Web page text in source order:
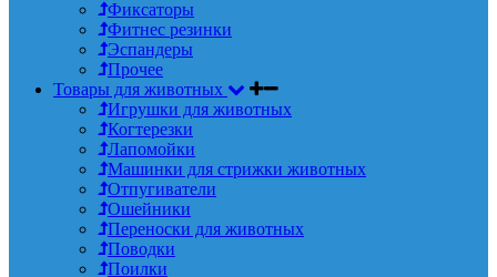
Фиксаторы
Фитнес резинки
Эспандеры
Прочее
Товары для животных
Игрушки для животных
Когтерезки
Лапомойки
Машинки для стрижки животных
Отпугиватели
Ошейники
Переноски для животных
Поводки
Поилки